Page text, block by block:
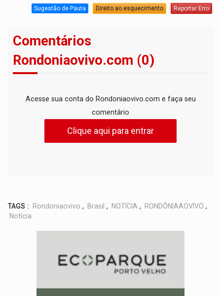
Sugestão de Pauta Direito ao esquecimento Reportar Erro
Comentários
Rondoniaovivo.com (0)
Acesse sua conta do Rondoniaovivo.com e faça seu
comentário
Clique aqui para entrar
TAGS : Rondoniaovivo , Brasil , NOTÍCIA , RONDÔNIAAOVIVO ,
Notícia